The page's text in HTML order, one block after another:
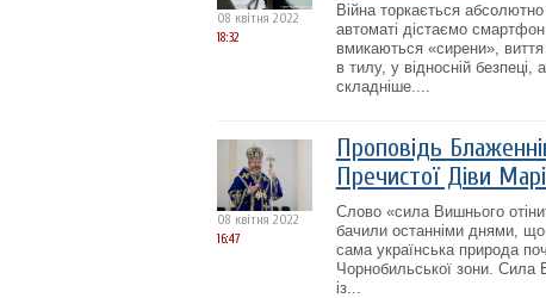
08 квітня 2022
18:32
Війна торкається
автоматі дістаємо
вмикаються «сирени»,
в тилу, у відносній
складніше....
08 квітня 2022
16:47
Проповідь
Пречистої Діви
Слово «сила Вишнього
бачили останніми днями,
сама українська природа
Чорнобильської зони. Сила
із...